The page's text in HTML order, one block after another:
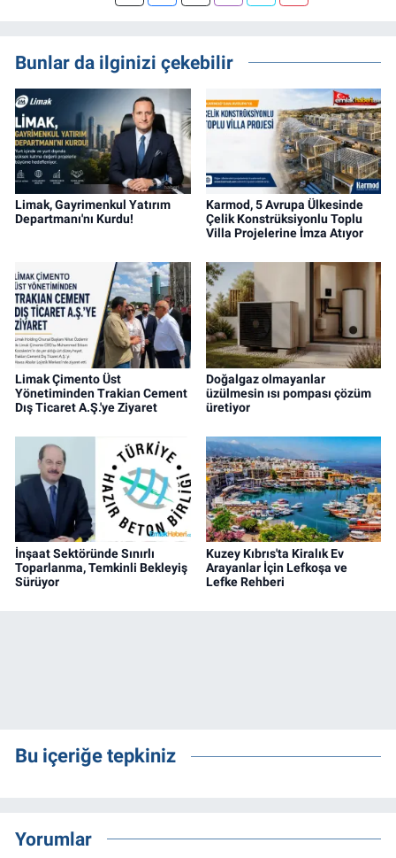
projeleri üzerine haber, analiz ve özel
dosyalar hazırlama konusunda yetkinim.
Bunlar da ilginizi çekebilir
Limak, Gayrimenkul Yatırım
Departmanı'nı Kurdu!
Karmod, 5 Avrupa Ülkesinde
Çelik Konstrüksiyonlu Toplu
Villa Projelerine İmza Atıyor
Limak Çimento Üst
Yönetiminden Trakian Cement
Dış Ticaret A.Ş.'ye Ziyaret
Doğalgaz olmayanlar
üzülmesin ısı pompası çözüm
üretiyor
İnşaat Sektöründe Sınırlı
Toparlanma, Temkinli Bekleyiş
Sürüyor
Kuzey Kıbrıs'ta Kiralık Ev
Arayanlar İçin Lefkoşa ve
Lefke Rehberi
Bu içeriğe tepkiniz
Yorumlar